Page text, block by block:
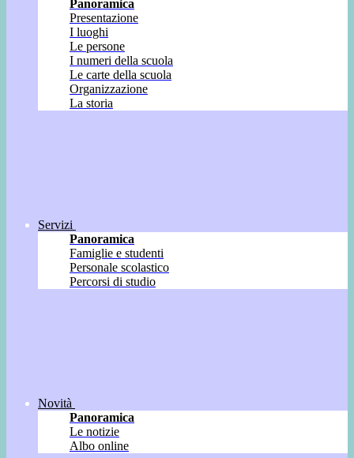
Panoramica
Presentazione
I luoghi
Le persone
I numeri della scuola
Le carte della scuola
Organizzazione
La storia
Servizi
Panoramica
Famiglie e studenti
Personale scolastico
Percorsi di studio
Novità
Panoramica
Le notizie
Albo online